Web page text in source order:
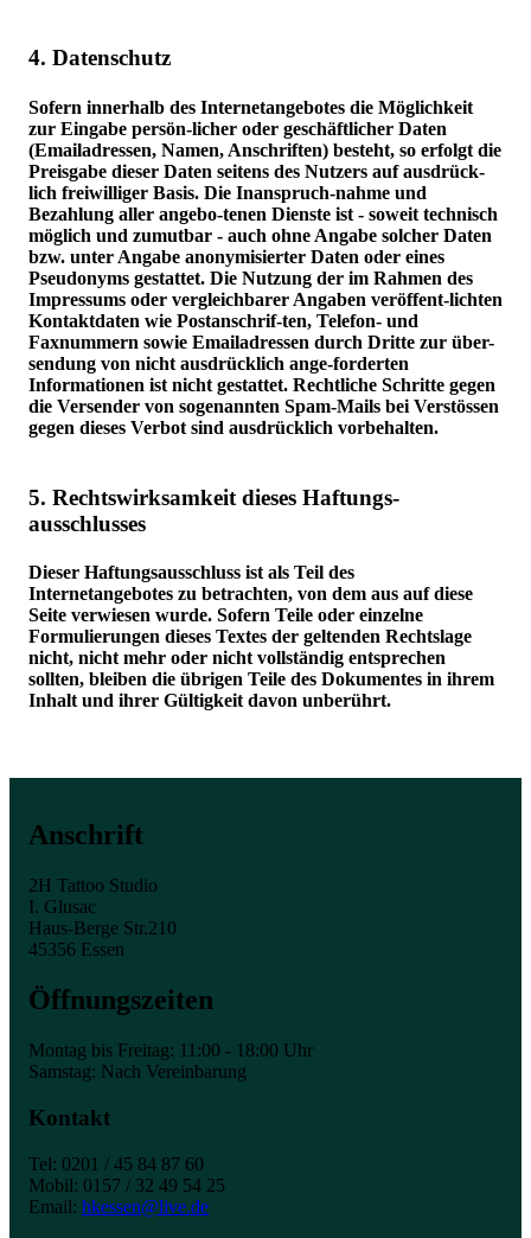
4. Datenschutz
Sofern innerhalb des Internetangebotes die Möglichkeit
zur Eingabe persön-licher oder geschäftlicher Daten
(Emailadressen, Namen, Anschriften) besteht, so erfolgt die
Preisgabe dieser Daten seitens des Nutzers auf ausdrück-
lich freiwilliger Basis. Die Inanspruch-nahme und
Bezahlung aller angebo-tenen Dienste ist - soweit technisch
möglich und zumutbar - auch ohne Angabe solcher Daten
bzw. unter Angabe anonymisierter Daten oder eines
Pseudonyms gestattet. Die Nutzung der im Rahmen des
Impressums oder vergleichbarer Angaben veröffent-lichten
Kontaktdaten wie Postanschrif-ten, Telefon- und
Faxnummern sowie Emailadressen durch Dritte zur über-
sendung von nicht ausdrücklich ange-forderten
Informationen ist nicht gestattet. Rechtliche Schritte gegen
die Versender von sogenannten Spam-Mails bei Verstössen
gegen dieses Verbot sind ausdrücklich vorbehalten.
5. Rechtswirksamkeit dieses Haftungs-
ausschlusses
Dieser Haftungsausschluss ist als Teil des
Internetangebotes zu betrachten, von dem aus auf diese
Seite verwiesen wurde. Sofern Teile oder einzelne
Formulierungen dieses Textes der geltenden Rechtslage
nicht, nicht mehr oder nicht vollständig entsprechen
sollten, bleiben die übrigen Teile des Dokumentes in ihrem
Inhalt und ihrer Gültigkeit davon unberührt.
Anschrift
2H Tattoo Studio
I. Glusac
Haus-Berge Str.210
45356 Essen
Öffnungszeiten
Montag bis Freitag: 11:00 - 18:00 Uhr
Samstag: Nach Vereinbarung
Kontakt
Tel: 0201 / 45 84 87 60
Mobil: 0157 / 32 49 54 25
Email: hkessen@live.de